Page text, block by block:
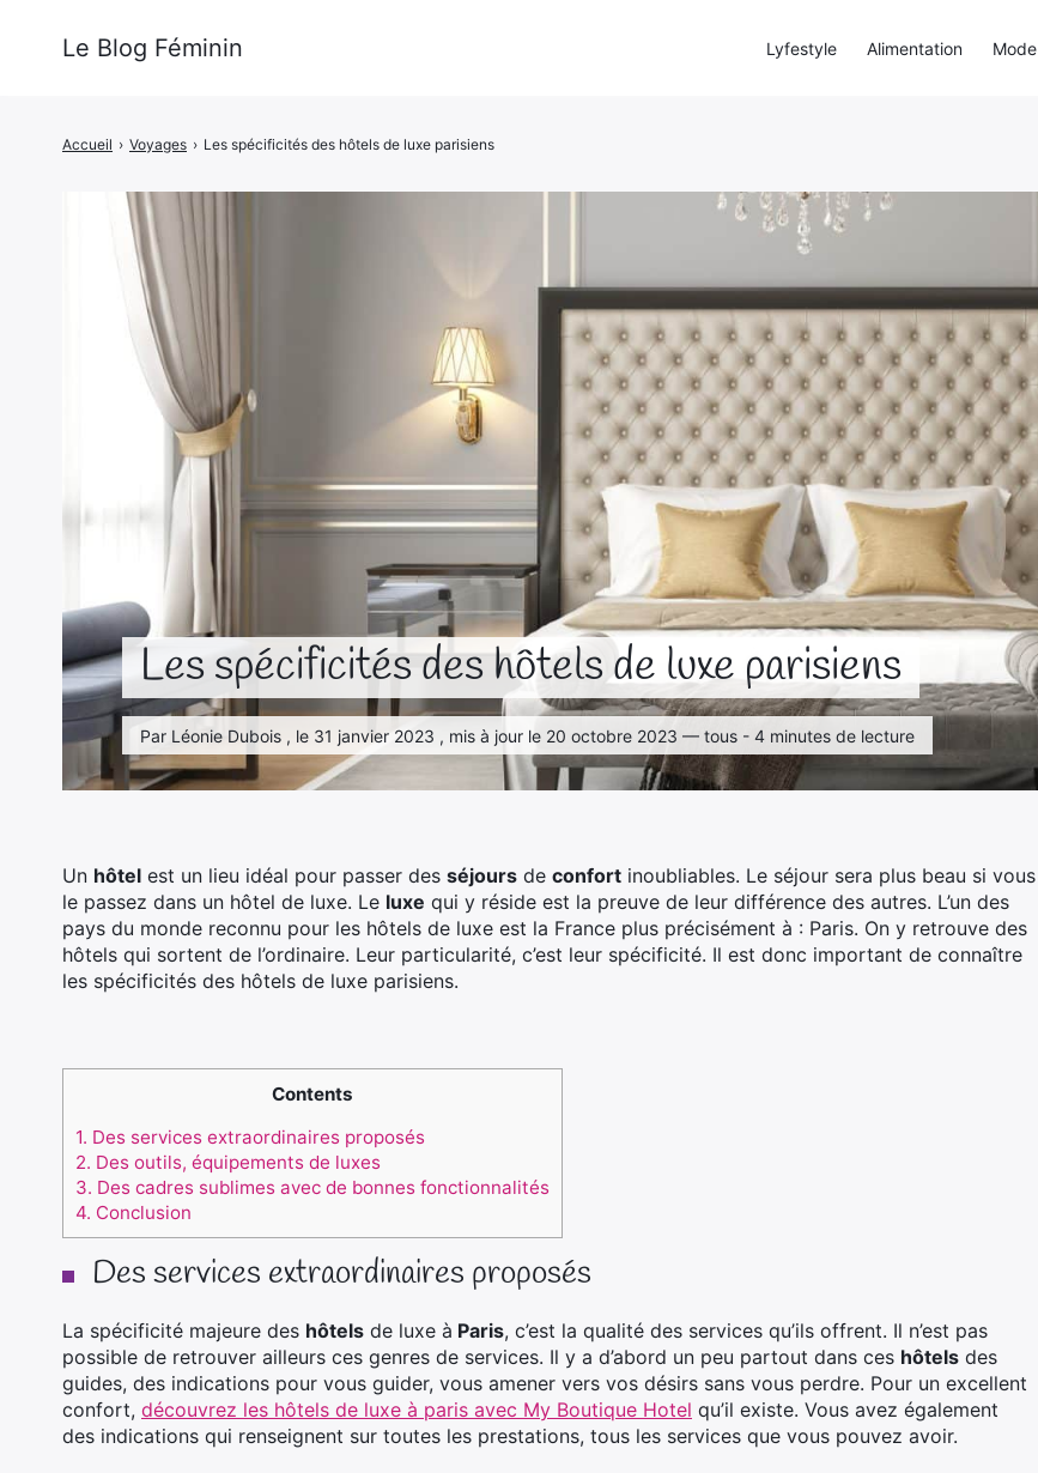
Les spécificités des hôtels de luxe parisiens
Par Léonie Dubois , le 31 janvier 2023 , mis à jour le 20 octobre 2023 — tous - 4 minutes de lecture
Accueil › Voyages › Les spécificités des hôtels de luxe parisiens
Un hôtel est un lieu idéal pour passer des séjours de confort inoubliables. Le séjour sera plus beau si vous
le passez dans un hôtel de luxe. Le luxe qui y réside est la preuve de leur différence des autres. L’un des
pays du monde reconnu pour les hôtels de luxe est la France plus précisément à : Paris. On y retrouve des
hôtels qui sortent de l’ordinaire. Leur particularité, c’est leur spécificité. Il est donc important de connaître
les spécificités des hôtels de luxe parisiens.
Contents
1. Des services extraordinaires proposés
2. Des outils, équipements de luxes
3. Des cadres sublimes avec de bonnes fonctionnalités
4. Conclusion
Des services extraordinaires proposés
La spécificité majeure des hôtels de luxe à Paris, c’est la qualité des services qu’ils offrent. Il n’est pas
possible de retrouver ailleurs ces genres de services. Il y a d’abord un peu partout dans ces hôtels des
guides, des indications pour vous guider, vous amener vers vos désirs sans vous perdre. Pour un excellent
confort, découvrez les hôtels de luxe à paris avec My Boutique Hotel qu’il existe. Vous avez également
des indications qui renseignent sur toutes les prestations, tous les services que vous pouvez avoir.
Le Blog Féminin Lyfestyle Alimentation Mode